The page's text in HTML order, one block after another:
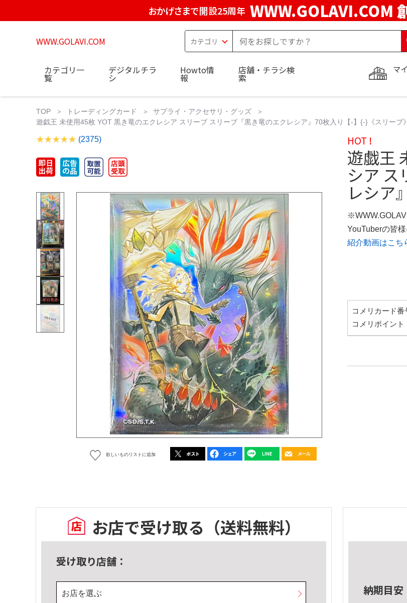
おかげさまで開設25周年 WWW.GOLAVI.COM
WWW.GOLAVI.COM
マ
カテゴリ一
覧
デジタルチラ
シ
Howto情
報
店舗・チラシ検
索
TOP トレーディングカード
サプライ・アクセサリ・グッズ
遊戯王 未使用45枚 YOT 黒き竜のエクレシア スリーブ スリーブ『黒き竜のエクレシア』70枚入り【-】{-}《スリーブ》
(2375)
欲しいものリストに追加
HOT !
遊戯王
シア ス
レシア
YouTuberの皆
紹介動画はこち
コメリカード
コメリポイント
お店で受け取る （送料無料）
受け取り店舗：
お店を選ぶ 納期目安